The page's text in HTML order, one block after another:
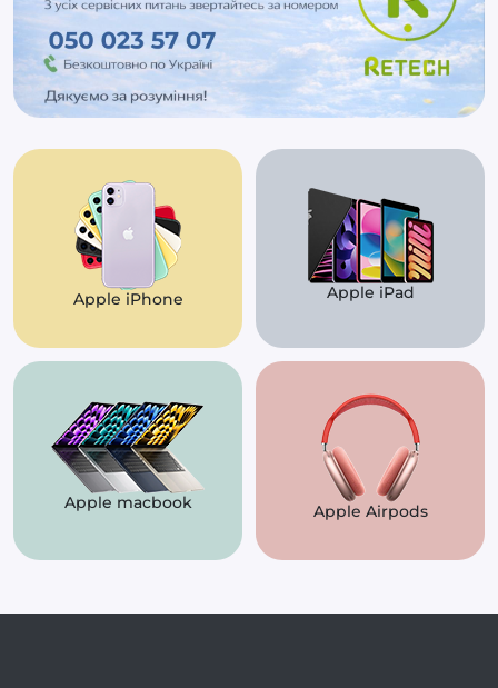
Apple iPhone Apple iPad
Apple macbook Apple Airpods